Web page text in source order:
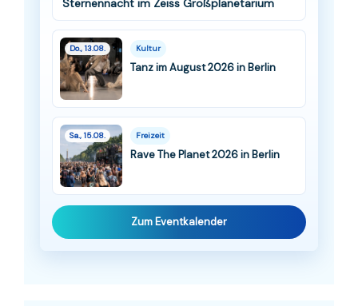
Sternennacht im Zeiss Großplanetarium
Do., 13.08. Kultur
Tanz im August 2026 in Berlin
Sa., 15.08. Freizeit
Rave The Planet 2026 in Berlin
Zum Eventkalender